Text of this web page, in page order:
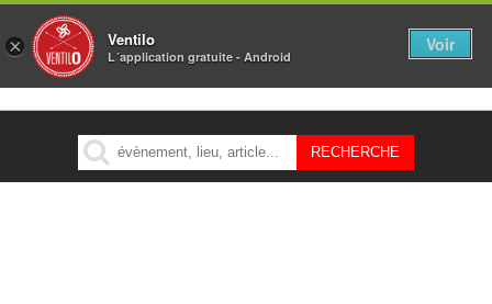
MENU
× Ventilo
L´application gratuite - Android
Voir